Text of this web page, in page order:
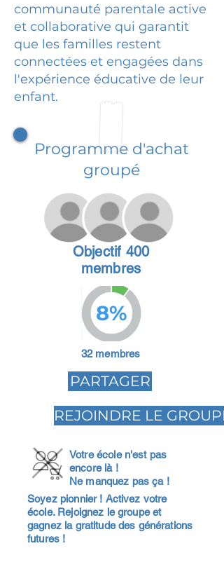
communauté parentale active
et collaborative qui garantit
que les familles restent
connectées et engagées dans
l'expérience éducative de leur
enfant.
Programme d'achat
groupé
Objectif 400
membres
8%
32 membres
PARTAGER
REJOINDRE LE GROUPE
Votre école n'est pas
encore là !
Ne manquez pas ça !
Soyez pionnier ! Activez votre
école. Rejoignez le groupe et
gagnez la gratitude des générations
futures !